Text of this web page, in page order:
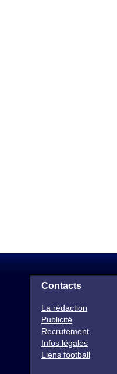
Contacts
La rédaction
Publicité
Recrutement
Infos légales
Liens football